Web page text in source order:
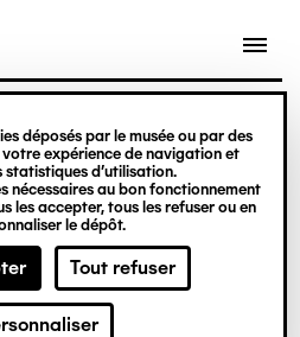
déposés par le musée ou par des
expérience de navigation et
statistiques d’utilisation.
nécessaires au bon fonctionnement
les accepter, tous les refuser ou en
le dépôt.
Tout refuser